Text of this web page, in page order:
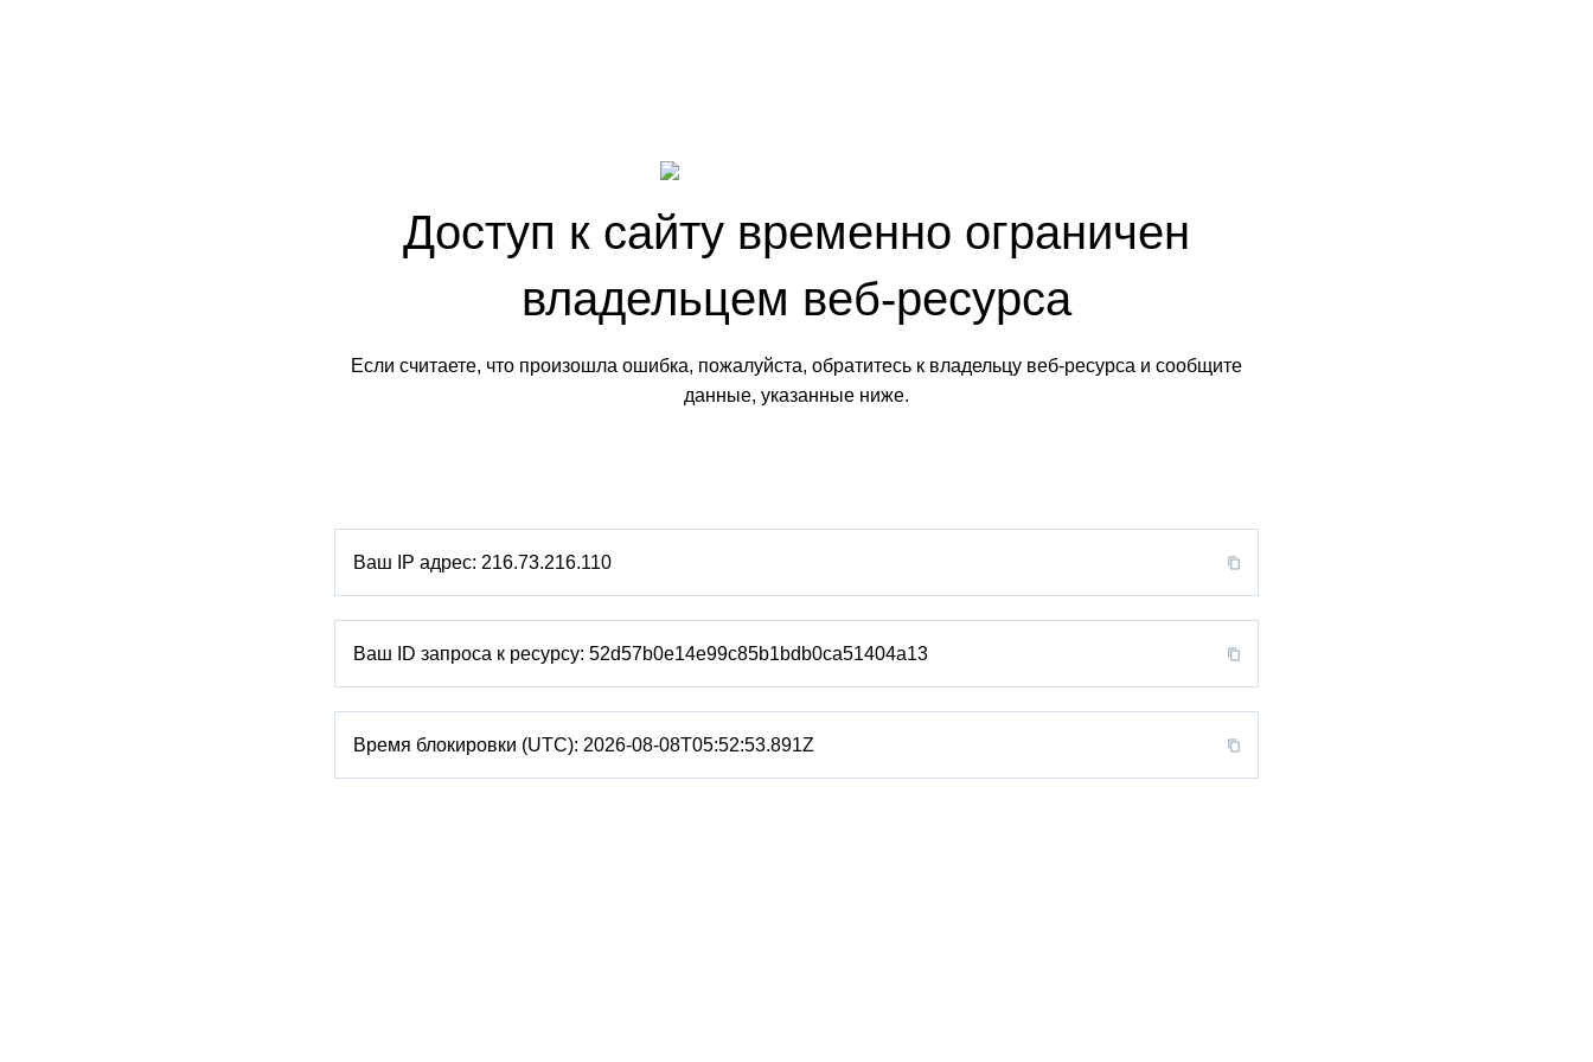
Доступ к сайту временно ограничен
владельцем веб-ресурса
Если считаете, что произошла ошибка, пожалуйста, обратитесь к владельцу веб-ресурса и сообщите
данные, указанные ниже.
Ваш IP адрес: 216.73.216.110
Ваш ID запроса к ресурсу: 52d57b0e14e99c85b1bdb0ca51404a13
Время блокировки (UTC): 2026-08-08T05:52:53.891Z